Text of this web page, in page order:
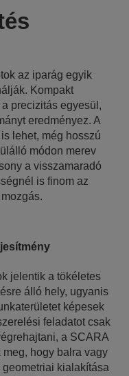
az iparág egyik
Kompakt
precizitás egyesül,
eredményez. A
lehet, még hosszú
módon merev
a visszamaradó
is finom az
jelentik a tökéletes
álló hely, ugyanis
képesek
feladatot csak
a SCARA
hogy balra vagy
kialakítása